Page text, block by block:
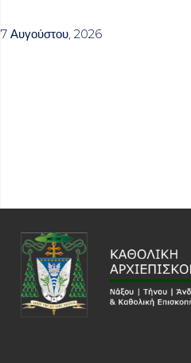
7 Αυγούστου, 2026